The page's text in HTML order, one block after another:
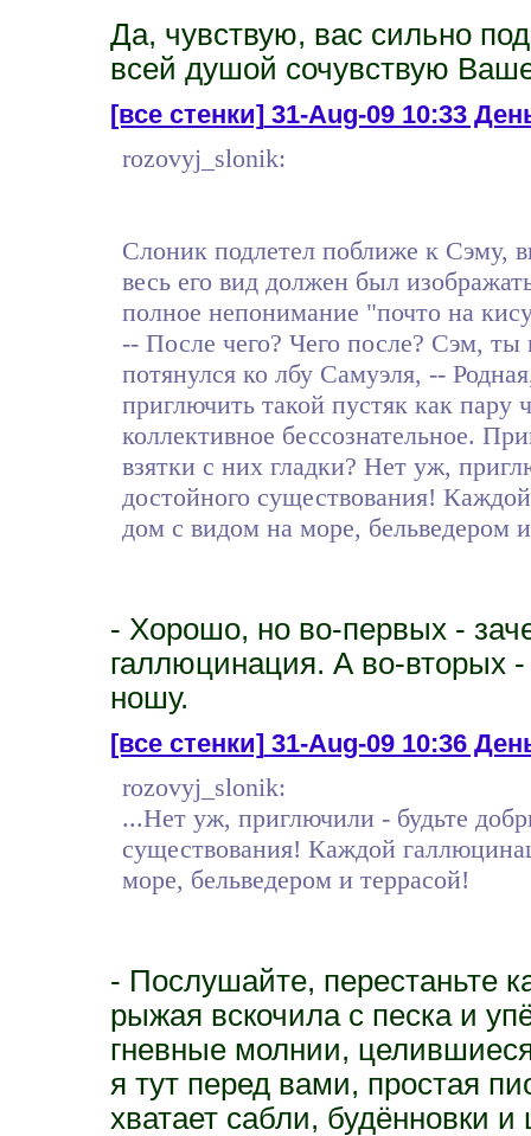
Да, чувствую, вас сильно
всей душой сочувствую
[все стенки]31-Aug-09 10:33
rozovyj_slonik:
Слоник подлетел поближе к Сэму,
весь его вид должен был
полное непонимание "почто на
-- После чего? Чего после? Сэм,
потянулся ко лбу Самуэля, --
приглючить такой пустяк как
коллективное бессознательное.
взятки с них гладки? Нет уж,
достойного существования!
дом с видом на море, бельведером
- Хорошо, но во-первых -
галлюцинация. А во-вторых
ношу.
[все стенки]31-Aug-09 10:36
rozovyj_slonik:
...Нет уж, приглючили - будьте
существования! Каждой
море, бельведером и террасой!
- Послушайте, перестаньте
рыжая вскочила с песка и
гневные молнии,
я тут перед вами, простая
хватает сабли, будённовки и